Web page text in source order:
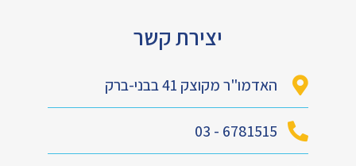
יצירת קשר
האדמו"ר מקוצק 41 בבני-ברק
6781515 - 03